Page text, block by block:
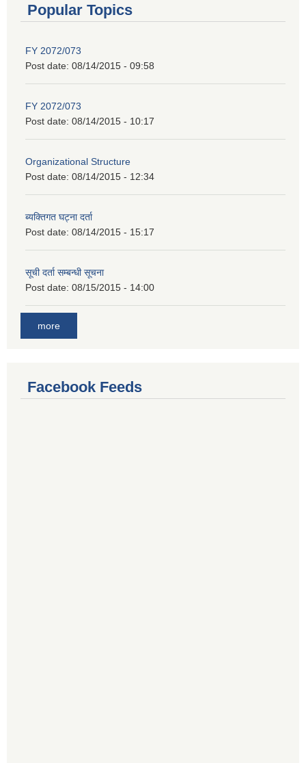
Popular Topics
FY 2072/073
Post date: 08/14/2015 - 09:58
FY 2072/073
Post date: 08/14/2015 - 10:17
Organizational Structure
Post date: 08/14/2015 - 12:34
ब्यक्तिगत घट्ना दर्ता
Post date: 08/14/2015 - 15:17
सूची दर्ता सम्बन्धी सूचना
Post date: 08/15/2015 - 14:00
more
Facebook Feeds